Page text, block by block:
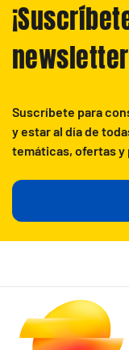
Suscríbete para
y estar al día de
temáticas, ofertas y